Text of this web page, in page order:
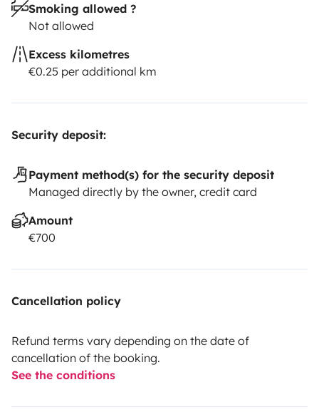
Smoking allowed ?
Not allowed
Excess kilometres
€0.25 per additional km
Security deposit:
Payment method(s) for the security deposit
Managed directly by the owner, credit card
Amount
€700
Cancellation policy
Refund terms vary depending on the date of
cancellation of the booking.
See the conditions